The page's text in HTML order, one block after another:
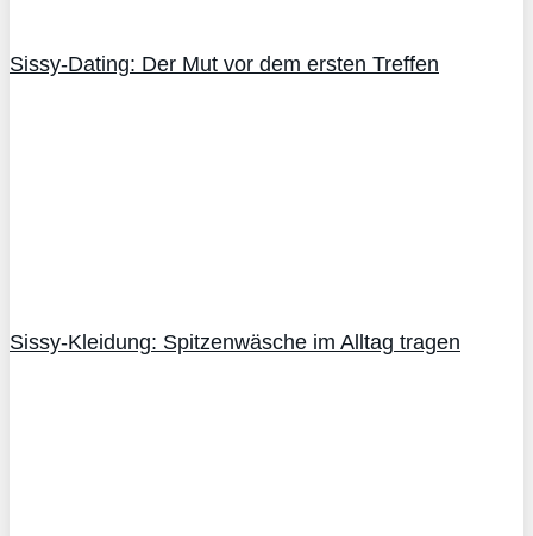
Sissy-Dating: Der Mut vor dem ersten Treffen
Sissy-Kleidung: Spitzenwäsche im Alltag tragen